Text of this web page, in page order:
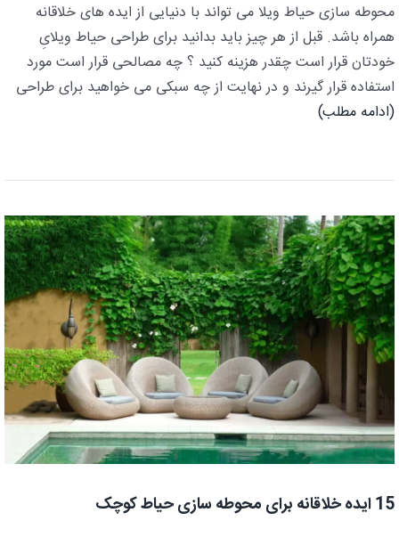
محوطه سازی حیاط ویلا می تواند با دنیایی از ایده های خلاقانه
همراه باشد. قبل از هر چیز باید بدانید برای طراحی حیاط ویلایِ
خودتان قرار است چقدر هزینه کنید ؟ چه مصالحی قرار است مورد
استفاده قرار گیرند و در نهایت از چه سبکی می خواهید برای طراحی
(ادامه مطلب)
15 ایده خلاقانه برای محوطه سازی حیاط کوچک